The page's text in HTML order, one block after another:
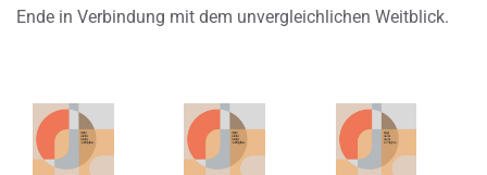
Ende in Verbindung mit dem unvergleichlichen Weitblick.